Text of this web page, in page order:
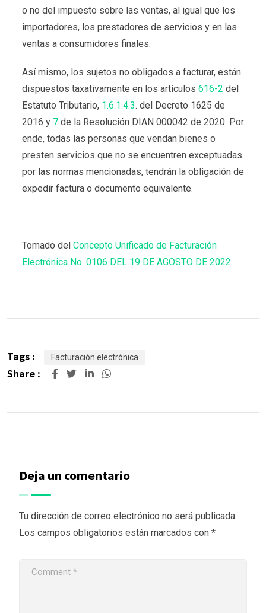
o no del impuesto sobre las ventas, al igual que los
importadores, los prestadores de servicios y en las
ventas a consumidores finales.
Así mismo, los sujetos no obligados a facturar, están
dispuestos taxativamente en los artículos 616-2 del
Estatuto Tributario, 1.6.1.4.3. del Decreto 1625 de
2016 y 7 de la Resolución DIAN 000042 de 2020. Por
ende, todas las personas que vendan bienes o
presten servicios que no se encuentren exceptuadas
por las normas mencionadas, tendrán la obligación de
expedir factura o documento equivalente.
Tomado del Concepto Unificado de Facturación
Electrónica No. 0106 DEL 19 DE AGOSTO DE 2022
Tags : Facturación electrónica
Share :
Deja un comentario
Tu dirección de correo electrónico no será publicada.
Los campos obligatorios están marcados con *